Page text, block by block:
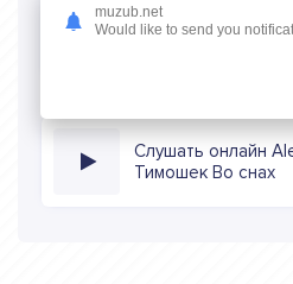
или слушать музыку в
Слушать онлайн
Тимошек Во снах
muzub.net
Would like to send you